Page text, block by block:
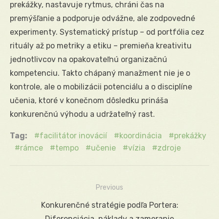
prekážky, nastavuje rytmus, chráni čas na
premýšľanie a podporuje odvážne, ale zodpovedné
experimenty. Systematický prístup – od portfólia cez
rituály až po metriky a etiku – premieňa kreativitu
jednotlivcov na opakovateľnú organizačnú
kompetenciu. Takto chápaný manažment nie je o
kontrole, ale o mobilizácii potenciálu a o disciplíne
učenia, ktoré v konečnom dôsledku prináša
konkurenčnú výhodu a udržateľný rast.
Tag: facilitátor inovácií koordinácia
prekážky
rámce
tempo učenie vízia zdroje
Navigácia
Previous
PreviousKonkurenčné stratégie podľa Portera: